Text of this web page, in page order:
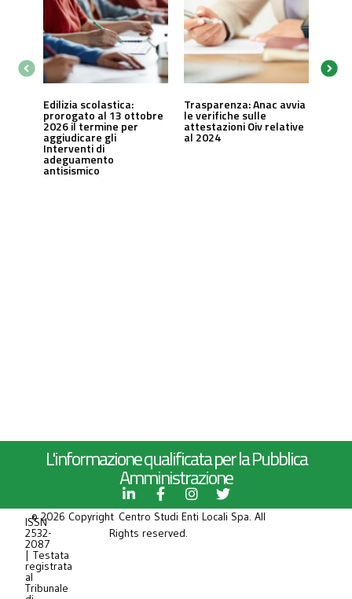
Edilizia scolastica:
prorogato al 13 ottobre
2026 il termine per
aggiudicare gli
Interventi di
adeguamento
antisismico
Trasparenza: Anac avvia
le verifiche sulle
attestazioni Oiv relative
al 2024
L'informazione qualificata per la Pubblica
Amministrazione
ISSN
2532-
2087
| Testata
registrata
al
Tribunale
© 2026 Copyright Centro Studi Enti Locali Spa. All
Rights reserved.